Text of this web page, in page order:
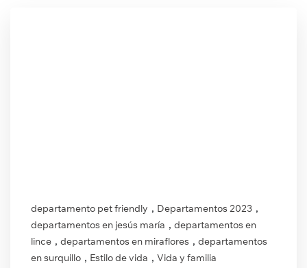
departamento pet friendly , Departamentos 2023 ,
departamentos en jesús maría , departamentos en
lince , departamentos en miraflores , departamentos
en surquillo , Estilo de vida , Vida y familia